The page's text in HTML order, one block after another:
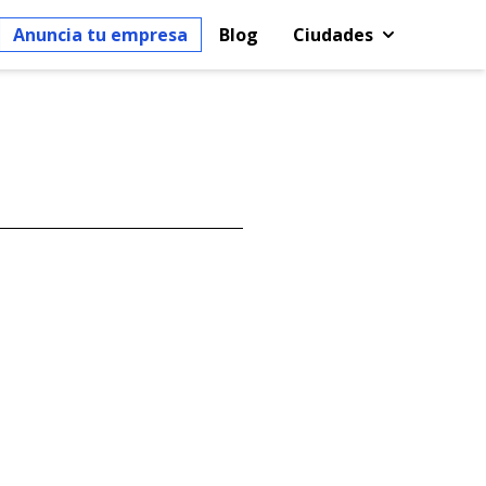
Anuncia tu empresa Blog Ciudades